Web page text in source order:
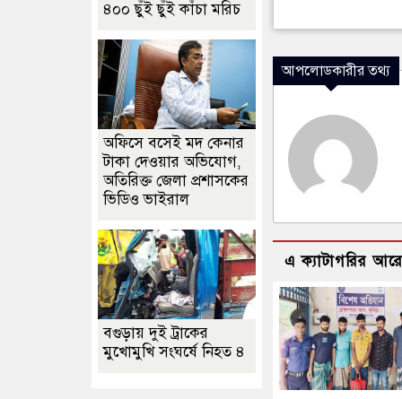
আপলোডকারীর তথ্য
এ ক্যাটাগরির
৪০০ ছুঁই ছুঁই কাঁচা মরিচ
অফিসে বসেই মদ কেনার
টাকা দেওয়ার অভিযোগ,
অতিরিক্ত জেলা প্রশাসকের
ভিডিও ভাইরাল
বগুড়ায় দুই ট্রাকের
মুখোমুখি সংঘর্ষে নিহত ৪